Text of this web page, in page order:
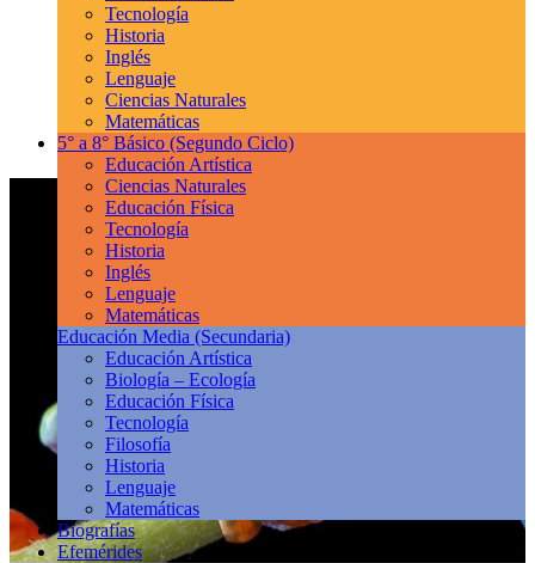
Tecnología
Historia
Inglés
Lenguaje
Ciencias Naturales
Matemáticas
5° a 8° Básico (Segundo Ciclo)
Educación Artística
Ciencias Naturales
Educación Física
Tecnología
Historia
Inglés
Lenguaje
Matemáticas
Educación Media (Secundaria)
Educación Artística
Biología – Ecología
Educación Física
Tecnología
Filosofía
Historia
Lenguaje
Matemáticas
Biografías
Efemérides